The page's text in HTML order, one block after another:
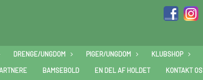
DRENGE/UNGDOM PIGER/UNGDOM KLUBSHOP
BAMSEBOLD EN DEL AF HOLDET KONTAKT OS